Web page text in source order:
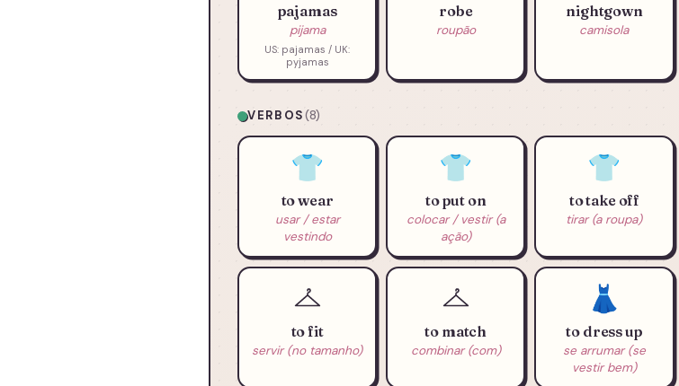
pajamas
pijama
US: pajamas / UK:
pyjamas
robe
roupão
nightgown
camisola
VERBOS(8)
👕
to wear
usar / estar
vestindo
👕
to put on
colocar / vestir (a
ação)
👕
to take off
tirar (a roupa)
to fit
servir (no tamanho)
to match
combinar (com)
👗
to dress up
se arrumar (se
vestir bem)